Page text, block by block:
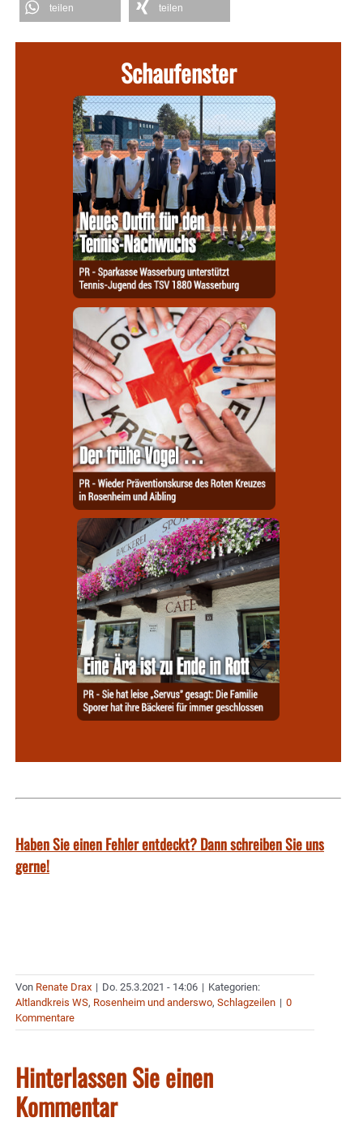
teilen teilen
Schaufenster
Haben Sie einen Fehler entdeckt? Dann schreiben Sie uns
gerne!
Von Renate Drax | Do. 25.3.2021 - 14:06 | Kategorien:
Altlandkreis WS, Rosenheim und anderswo, Schlagzeilen | 0
Kommentare
Hinterlassen Sie einen
Kommentar